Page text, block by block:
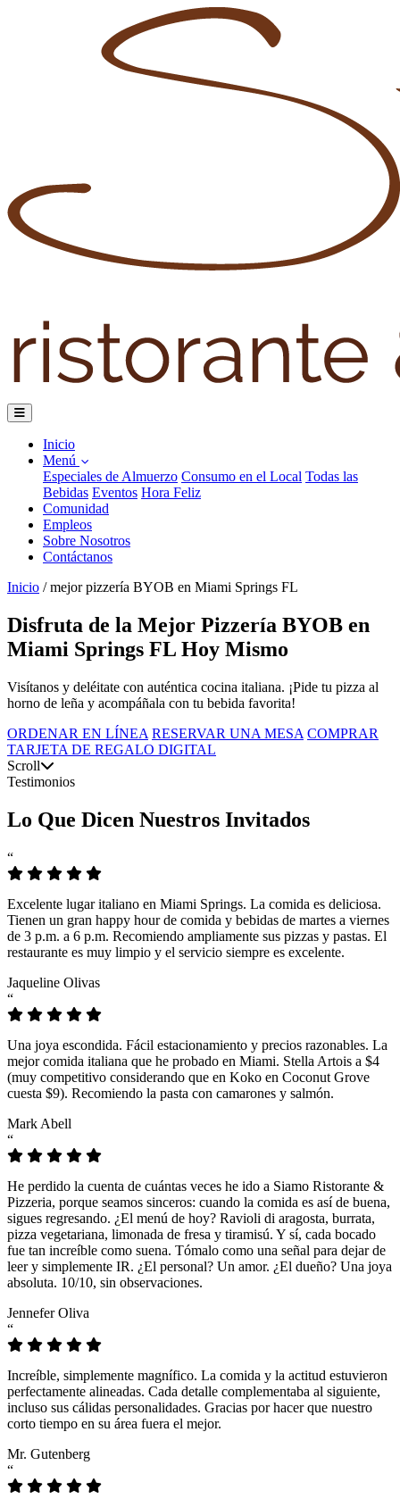
Inicio
Menú
Especiales de Almuerzo Consumo en el Local Todas las
Bebidas Eventos Hora Feliz
Comunidad
Empleos
Sobre Nosotros
Contáctanos
Inicio / mejor pizzería BYOB en Miami Springs FL
Disfruta de la Mejor Pizzería BYOB en
Miami Springs FL Hoy Mismo
Visítanos y deléitate con auténtica cocina italiana. ¡Pide tu pizza al
horno de leña y acompáñala con tu bebida favorita!
ORDENAR EN LÍNEA RESERVAR UNA MESA COMPRAR
TARJETA DE REGALO DIGITAL
Scroll
Testimonios
Lo Que Dicen Nuestros Invitados
“
Excelente lugar italiano en Miami Springs. La comida es deliciosa.
Tienen un gran happy hour de comida y bebidas de martes a viernes
de 3 p.m. a 6 p.m. Recomiendo ampliamente sus pizzas y pastas. El
restaurante es muy limpio y el servicio siempre es excelente.
Jaqueline Olivas
“
Una joya escondida. Fácil estacionamiento y precios razonables. La
mejor comida italiana que he probado en Miami. Stella Artois a $4
(muy competitivo considerando que en Koko en Coconut Grove
cuesta $9). Recomiendo la pasta con camarones y salmón.
Mark Abell
“
He perdido la cuenta de cuántas veces he ido a Siamo Ristorante &
Pizzeria, porque seamos sinceros: cuando la comida es así de buena,
sigues regresando. ¿El menú de hoy? Ravioli di aragosta, burrata,
pizza vegetariana, limonada de fresa y tiramisú. Y sí, cada bocado
fue tan increíble como suena. Tómalo como una señal para dejar de
leer y simplemente IR. ¿El personal? Un amor. ¿El dueño? Una joya
absoluta. 10/10, sin observaciones.
Jennefer Oliva
“
Increíble, simplemente magnífico. La comida y la actitud estuvieron
perfectamente alineadas. Cada detalle complementaba al siguiente,
incluso sus cálidas personalidades. Gracias por hacer que nuestro
corto tiempo en su área fuera el mejor.
Mr. Gutenberg
“